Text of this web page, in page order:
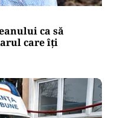
ca să
care îți